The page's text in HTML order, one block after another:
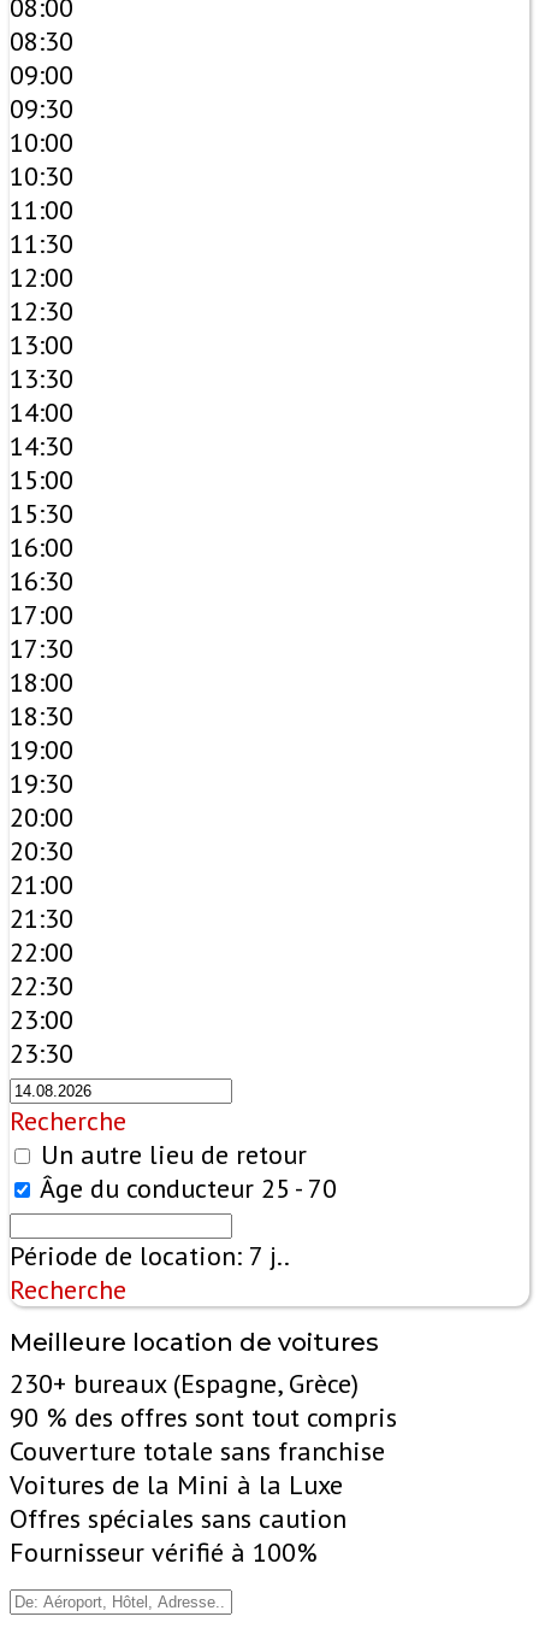
08:00
08:30
09:00
09:30
10:00
10:30
11:00
11:30
12:00
12:30
13:00
13:30
14:00
14:30
15:00
15:30
16:00
16:30
17:00
17:30
18:00
18:30
19:00
19:30
20:00
20:30
21:00
21:30
22:00
22:30
23:00
23:30
Recherche
Un autre lieu de retour
Âge du conducteur 25 - 70
Période de location: 7 j..
Recherche
Meilleure location de voitures
230+ bureaux (Espagne, Grèce)
90 % des offres sont tout compris
Couverture totale sans franchise
Voitures de la Mini à la Luxe
Offres spéciales sans caution
Fournisseur vérifié à 100%